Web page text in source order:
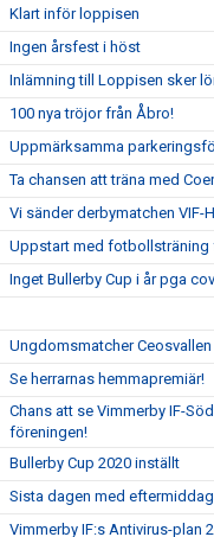
Klart inför loppisen
Ingen årsfest i höst
Inlämning till Loppisen sker
100 nya tröjor från Åbro!
Uppmärksamma
Ta chansen att träna med
Vi sänder derbymatchen VIF-
Uppstart med fotbollsträning
Inget Bullerby Cup i år pga
Ungdomsmatcher Ceosvallen
Se herrarnas hemmapremiär!
Chans att se Vimmerby IF-
föreningen!
Bullerby Cup 2020 inställt
Sista dagen med
Vimmerby IF:s Antivirus-plan